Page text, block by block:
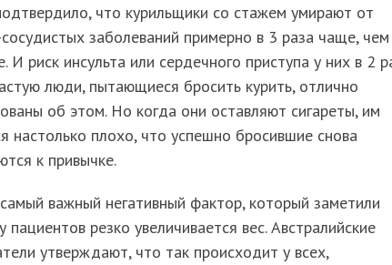
что курильщики со стажем умирают от
заболеваний примерно в 3 раза чаще, чем
И риск инсульта или сердечного приступа у них в 2
люди, пытающиеся бросить курить, отлично
об этом. Но когда они оставляют сигареты, им
настолько плохо, что успешно бросившие снова
к привычке.
важный негативный фактор, который заметили
пациентов резко увеличивается вес. Австралийские
утверждают, что так происходит у всех,